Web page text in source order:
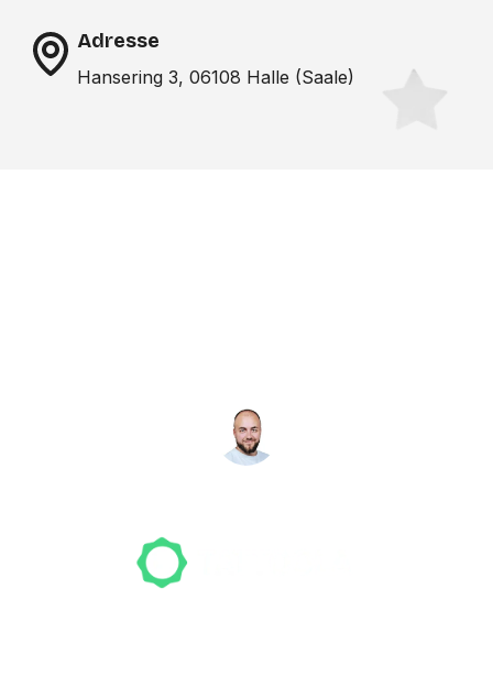
Adresse
Hansering 3, 06108 Halle (Saale)